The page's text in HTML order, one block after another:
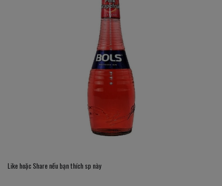
Like hoặc Share nếu bạn thích sp này